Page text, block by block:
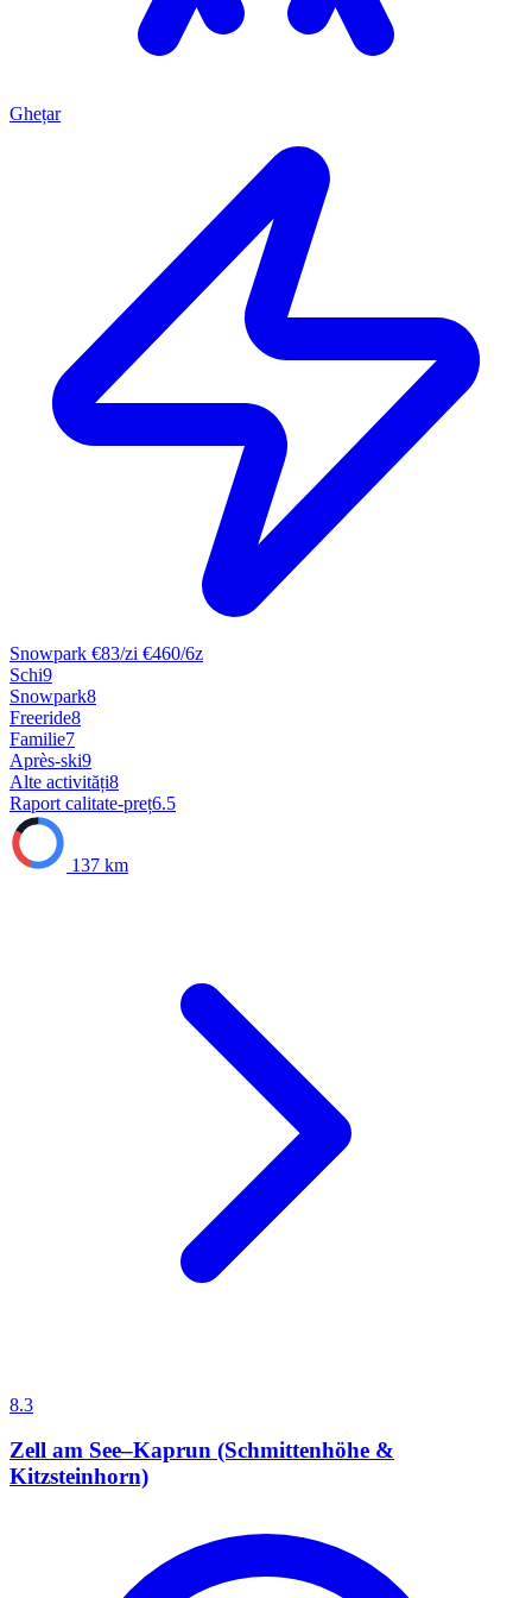
Ghețar
Snowpark €83/zi €460/6z
Schi9
Snowpark8
Freeride8
Familie7
Après-ski9
Alte activități8
Raport calitate-preț6.5
137 km
8.3
Zell am See–Kaprun (Schmittenhöhe &
Kitzsteinhorn)